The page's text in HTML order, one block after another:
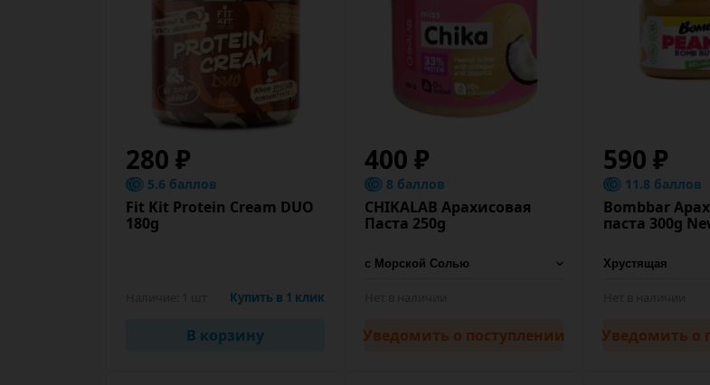
280 ₽
5.6 баллов
Fit Kit Protein Cream DUO
180g
Купить в 1 клик
В корзину
400 ₽
8 баллов
CHIKALAB Арахисовая
Паста 250g
Уведомить о поступлении
590 ₽
11.8 баллов
Bombbar
паста 300g
Уведомить о